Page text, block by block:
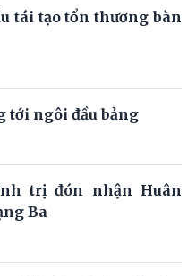
tái tạo tổn thương bàn
tới ngôi đầu bảng
trị đón nhận Huân
Ba